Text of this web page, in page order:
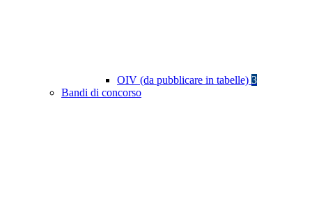
OIV (da pubblicare in tabelle) 3
Bandi di concorso